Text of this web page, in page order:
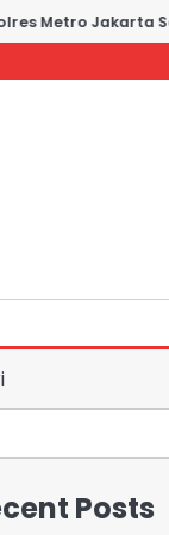
Metro Jakarta
Posts